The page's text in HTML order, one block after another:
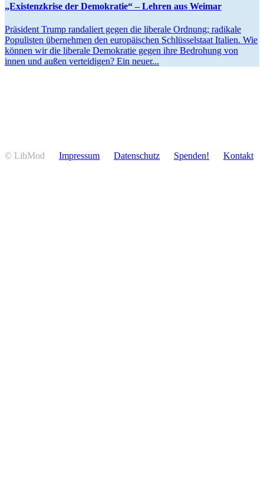
„Existenz­krise der Demokratie“ – Lehren aus Weimar
Präsident Trump randa­liert gegen die liberale Ordnung; radikale
Populisten übernehmen den europäi­schen Schlüs­sel­staat Italien. Wie
können wir die liberale Demokratie gegen ihre Bedrohung von
innen und außen vertei­digen? Ein neuer...
© LibMod Impressum Daten­schutz Spenden! Kontakt